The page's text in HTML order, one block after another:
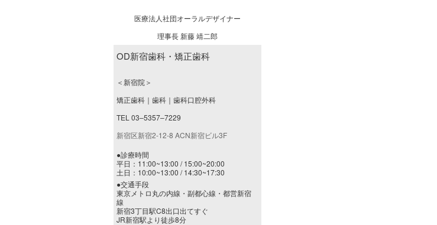
医療法人社団オーラルデザイナー
理事長 新藤 靖二郎
OD新宿歯科・矯正歯科
＜新宿院＞
矯正歯科｜歯科｜歯科口腔外科
TEL 03–5357–7229
新宿区新宿2-12-8 ACN新宿ビル3F
●診療時間
平日：11:00~13:00 / 15:00~20:00
土日：10:00~13:00 / 14:30~17:30
●交通手段
東京メトロ丸の内線・副都心線・都営新宿
線
新宿3丁目駅C8出口出てすぐ
JR新宿駅より徒歩8分